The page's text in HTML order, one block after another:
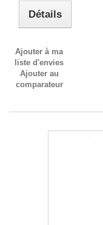
Détails
Ajouter à ma
liste d'envies
Ajouter au
comparateur